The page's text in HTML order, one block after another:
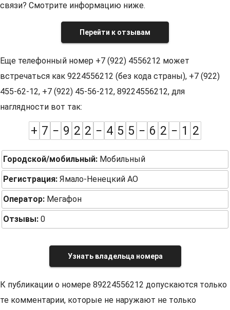
связи? Смотрите информацию ниже.
Перейти к отзывам
Еще телефонный номер +7 (922) 4556212 может
встречаться как 9224556212 (без кода страны), +7 (922)
455-62-12, +7 (922) 45-56-212, 89224556212, для
наглядности вот так:
+ 7 − 9 2 2 − 4 5 5 − 6 2 − 1 2
Городской/мобильный: Мобильный
Регистрация: Ямало-Ненецкий АО
Оператор: Мегафон
Отзывы: 0
Узнать владельца номера
К публикации о номере 89224556212 допускаются только
те комментарии, которые не наружают не только